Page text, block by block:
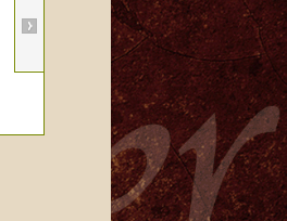
Fireside
6,10 € *